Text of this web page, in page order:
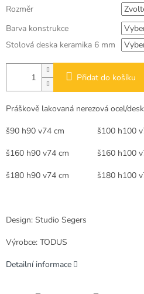
Rozměr
Barva konstrukce
Stolová deska keramika 6 mm
Přidat do košíku
Práškově lakovaná nerezová ocel/
š90 h90 v74 cm š100 h100
š160 h90 v74 cm š160 h100
š180 h90 v74 cm š180 h100
Design: Studio Segers
Výrobce: TODUS
Detailní informace